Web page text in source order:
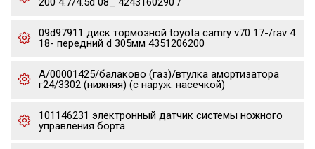
09d97911 диск тормозной toyota camry v70 17-/rav 4
18- передний d 305мм 4351206200
А/00001425/балаково (газ)/втулка амортизатора
г24/3302 (нижняя) (с наруж. насечкой)
101146231 электронный датчик системы ножного
управления борта